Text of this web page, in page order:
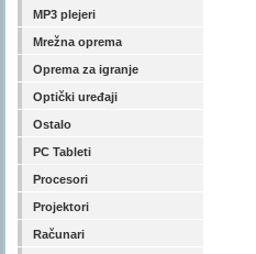
MP3 plejeri
Mrežna oprema
Oprema za igranje
Optički uređaji
Ostalo
PC Tableti
Procesori
Projektori
Računari